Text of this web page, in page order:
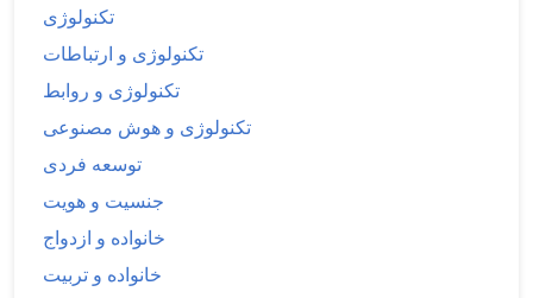
تکنولوژی
تکنولوژی و ارتباطات
تکنولوژی و روابط
تکنولوژی و هوش مصنوعی
توسعه فردی
جنسیت و هویت
خانواده و ازدواج
خانواده و تربیت